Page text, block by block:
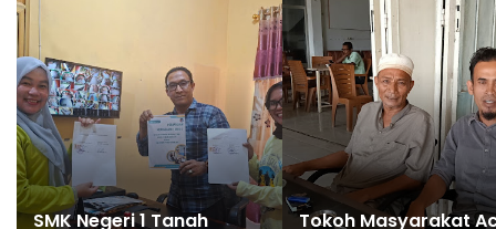
SMK Negeri 1 Tanah
Tokoh Masyarakat